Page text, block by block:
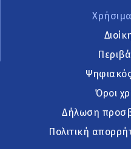
Όροι
Δήλωση
Πολιτική